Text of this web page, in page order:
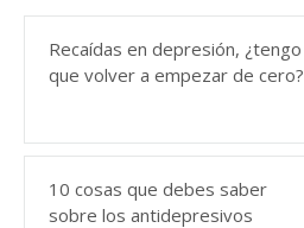
Recaídas en depresión, ¿tengo
que volver a empezar de cero?
10 cosas que debes saber
sobre los antidepresivos